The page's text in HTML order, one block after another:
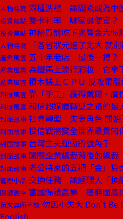
人物特寫 兩種洗禮 讓閻焱成為中
投資焦點 雙卡利率 哪家最便宜？
投資焦點 神秘買盤吃下兆豐金六％
人物特寫 「各省狀元進了北大 就別
產業風雲 五十年老店 最後一搏？
產業風雲 為鐵馬上流行彩妝 它拿
產業風雲 積木裝上ＣＰＵ 反攻電
科技風雲 靠「手工」贏得戴爾、廣
科技風雲 和信超媒體轉型之路的最
封面故事 社會轉型 夫妻角色 開始
封面故事 投信戰將變全世界最貴的
封面故事 台灣主夫運動的號角手
封面故事 國際企業總裁背後的總裁
封面故事 老公持家的五把「金」算
管理小品 交換任務 讓經理人「換
關鍵數字 富國保護農業 害窮國農
英文無所不談 勿因小失大 Don't Be
Foolish